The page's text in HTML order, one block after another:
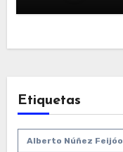
Etiquetas
Alberto Núñez Feijóo